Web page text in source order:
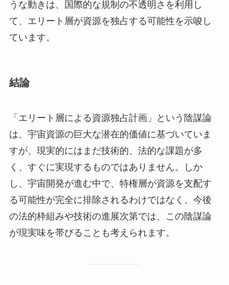
うな動きは、国際的な規制の不透明さを利用し
て、エリート層が資源を独占する可能性を示唆し
ています。
結論
「エリート層による資源独占計画」という陰謀論
は、宇宙資源の巨大な潜在的価値に基づいていま
すが、現実的にはまだ技術的、法的な課題が多
く、すぐに実現するものではありません。しか
し、宇宙開発が進む中で、特権層が資源を支配す
る可能性が完全に排除されるわけではなく、今後
の法的枠組みや技術の進展次第では、この陰謀論
が現実味を帯びることも考えられます。